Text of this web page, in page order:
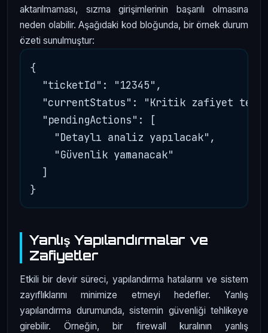
aktarılmaması, sızma girişimlerinin başarılı olmasına
neden olabilir. Aşağıdaki kod bloğunda, bir örnek durum
özeti sunulmuştur:
{
  "ticketId": "12345",
"currentStatus": "Kritik zafiyet
  "pendingActions": [
    "Detaylı analiz yapılacak",
    "Güvenlik yamanacak"
  ]
Yanlış Yapılandırmalar ve
Zafiyetler
Etkili bir devir süreci, yapılandırma hatalarını ve sistem
zayıflıklarını minimize etmeyi hedefler. Yanlış
yapılandırma durumunda, sistemin güvenliği tehlikeye
girebilir. Örneğin, bir firewall kuralının yanlış